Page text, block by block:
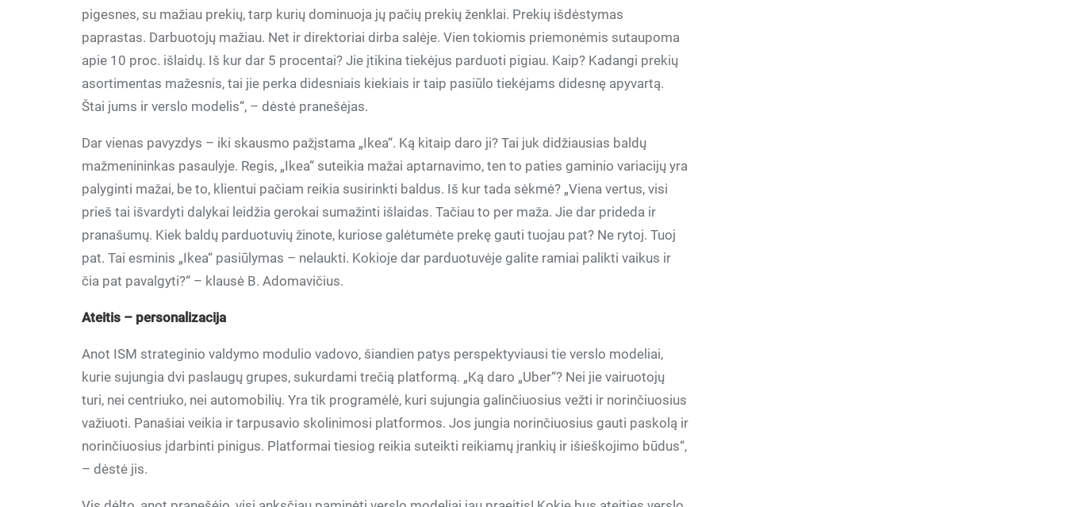
pigesnes, su mažiau prekių, tarp kurių dominuoja jų pačių prekių ženklai. Prekių išdėstymas
paprastas. Darbuotojų mažiau. Net ir direktoriai dirba salėje. Vien tokiomis priemonėmis sutaupoma
apie 10 proc. išlaidų. Iš kur dar 5 procentai? Jie įtikina tiekėjus parduoti pigiau. Kaip? Kadangi prekių
asortimentas mažesnis, tai jie perka didesniais kiekiais ir taip pasiūlo tiekėjams didesnę apyvartą.
Štai jums ir verslo modelis“, – dėstė pranešėjas.
Dar vienas pavyzdys – iki skausmo pažįstama „Ikea“. Ką kitaip daro ji? Tai juk didžiausias baldų
mažmenininkas pasaulyje. Regis, „Ikea“ suteikia mažai aptarnavimo, ten to paties gaminio variacijų yra
palyginti mažai, be to, klientui pačiam reikia susirinkti baldus. Iš kur tada sėkmė? „Viena vertus, visi
prieš tai išvardyti dalykai leidžia gerokai sumažinti išlaidas. Tačiau to per maža. Jie dar prideda ir
pranašumų. Kiek baldų parduotuvių žinote, kuriose galėtumėte prekę gauti tuojau pat? Ne rytoj. Tuoj
pat. Tai esminis „Ikea“ pasiūlymas – nelaukti. Kokioje dar parduotuvėje galite ramiai palikti vaikus ir
čia pat pavalgyti?“ – klausė B. Adomavičius.
Ateitis – personalizacija
Anot ISM strateginio valdymo modulio vadovo, šiandien patys perspektyviausi tie verslo modeliai,
kurie sujungia dvi paslaugų grupes, sukurdami trečią platformą. „Ką daro „Uber“? Nei jie vairuotojų
turi, nei centriuko, nei automobilių. Yra tik programėlė, kuri sujungia galinčiuosius vežti ir norinčiuosius
važiuoti. Panašiai veikia ir tarpusavio skolinimosi platformos. Jos jungia norinčiuosius gauti paskolą ir
norinčiuosius įdarbinti pinigus. Platformai tiesiog reikia suteikti reikiamų įrankių ir išieškojimo būdus“,
– dėstė jis.